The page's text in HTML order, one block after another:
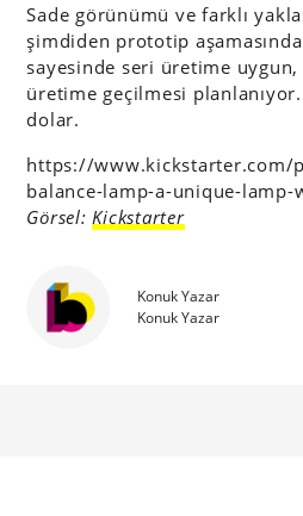
Sade görünümü ve farklı
şimdiden prototip
sayesinde seri üretime uygun,
üretime geçilmesi
dolar.
https://www.kickstarter.com/
balance-lamp-a-unique-
Görsel: Kickstarter
Konuk Yazar
Konuk Yazar